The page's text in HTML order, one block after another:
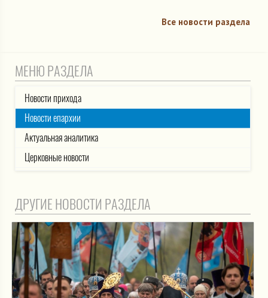
Все новости раздела
МЕНЮ РАЗДЕЛА
Новости прихода
Новости епархии
Актуальная аналитика
Церковные новости
ДРУГИЕ НОВОСТИ РАЗДЕЛА